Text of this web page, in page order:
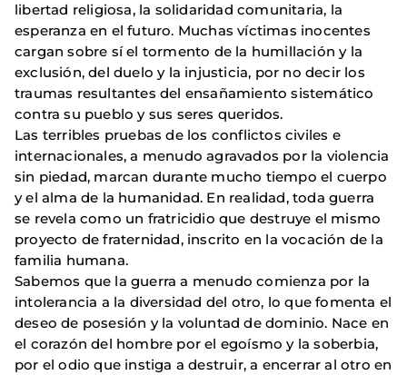
libertad religiosa, la solidaridad comunitaria, la
esperanza en el futuro. Muchas víctimas inocentes
cargan sobre sí el tormento de la humillación y la
exclusión, del duelo y la injusticia, por no decir los
traumas resultantes del ensañamiento sistemático
contra su pueblo y sus seres queridos.
Las terribles pruebas de los conflictos civiles e
internacionales, a menudo agravados por la violencia
sin piedad, marcan durante mucho tiempo el cuerpo
y el alma de la humanidad. En realidad, toda guerra
se revela como un fratricidio que destruye el mismo
proyecto de fraternidad, inscrito en la vocación de la
familia humana.
Sabemos que la guerra a menudo comienza por la
intolerancia a la diversidad del otro, lo que fomenta el
deseo de posesión y la voluntad de dominio. Nace en
el corazón del hombre por el egoísmo y la soberbia,
por el odio que instiga a destruir, a encerrar al otro en